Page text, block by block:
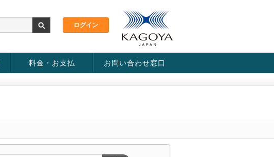
料金・お支払 お問い合わせ窓口